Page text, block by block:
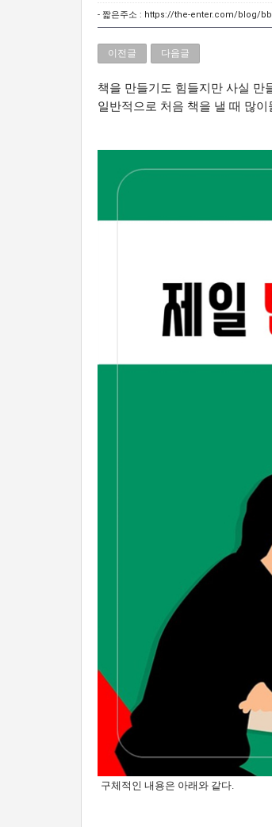
- 짧은주소 : https://the-enter.com/blog/
이전글 다음글
책을 만들기도 힘들지만 사실 만
일반적으로 처음 책을 낼 때 많
구체적인 내용은 아래와 같다.